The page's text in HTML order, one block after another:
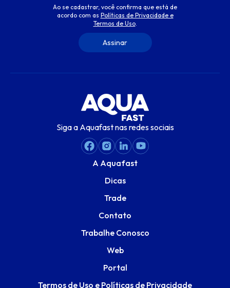
Ao se cadastrar, você confirma que está de
acordo com as Políticas de Privacidade e
Termos de Uso.
Siga a Aquafast nas redes sociais
A Aquafast
Dicas
Trade
Contato
Trabalhe Conosco
Web
Portal
Termos de Uso e Políticas de Privacidade